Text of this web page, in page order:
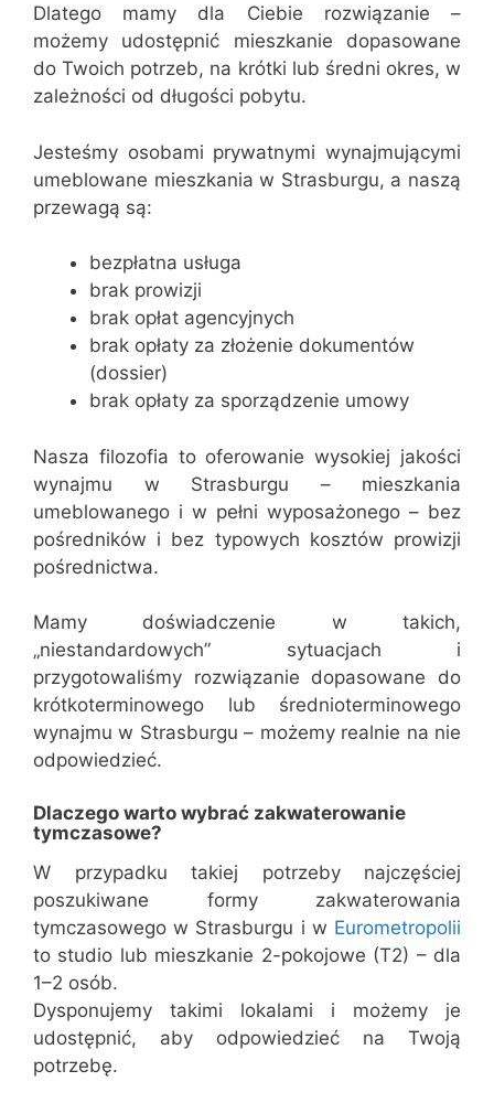
Dlatego mamy dla Ciebie rozwiązanie –
możemy udostępnić mieszkanie dopasowane
do Twoich potrzeb, na krótki lub średni okres, w
zależności od długości pobytu.
Jesteśmy osobami prywatnymi wynajmującymi
umeblowane mieszkania w Strasburgu, a naszą
przewagą są:
bezpłatna usługa
brak prowizji
brak opłat agencyjnych
brak opłaty za złożenie dokumentów
(dossier)
brak opłaty za sporządzenie umowy
Nasza filozofia to oferowanie wysokiej jakości
wynajmu w Strasburgu – mieszkania
umeblowanego i w pełni wyposażonego – bez
pośredników i bez typowych kosztów prowizji
pośrednictwa.
Mamy doświadczenie w takich,
„niestandardowych” sytuacjach i
przygotowaliśmy rozwiązanie dopasowane do
krótkoterminowego lub średnioterminowego
wynajmu w Strasburgu – możemy realnie na nie
odpowiedzieć.
Dlaczego warto wybrać zakwaterowanie
tymczasowe?
W przypadku takiej potrzeby najczęściej
poszukiwane formy zakwaterowania
tymczasowego w Strasburgu i w Eurometropolii
to studio lub mieszkanie 2-pokojowe (T2) – dla
1–2 osób.
Dysponujemy takimi lokalami i możemy je
udostępnić, aby odpowiedzieć na Twoją
potrzebę.